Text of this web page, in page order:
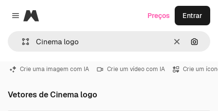
Close menu
Magnific
Limpar
Preços Entrar
Crie uma imagem com IA Crie um vídeo com IA Crie um
Vetores de Cinema logo